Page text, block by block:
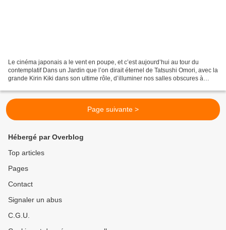
Le cinéma japonais a le vent en poupe, et c’est aujourd’hui au tour du
contemplatif Dans un Jardin que l’on dirait éternel de Tatsushi Omori, avec la
grande Kirin Kiki dans son ultime rôle, d’illuminer nos salles obscures à
Page suivante >
Hébergé par Overblog
Top articles
Pages
Contact
Signaler un abus
C.G.U.